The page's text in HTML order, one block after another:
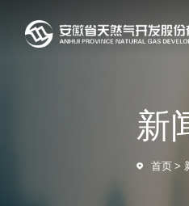
新
首页 >